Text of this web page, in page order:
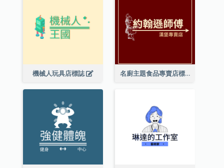
機械人玩具店標誌 名廚主題食品專賣店標誌